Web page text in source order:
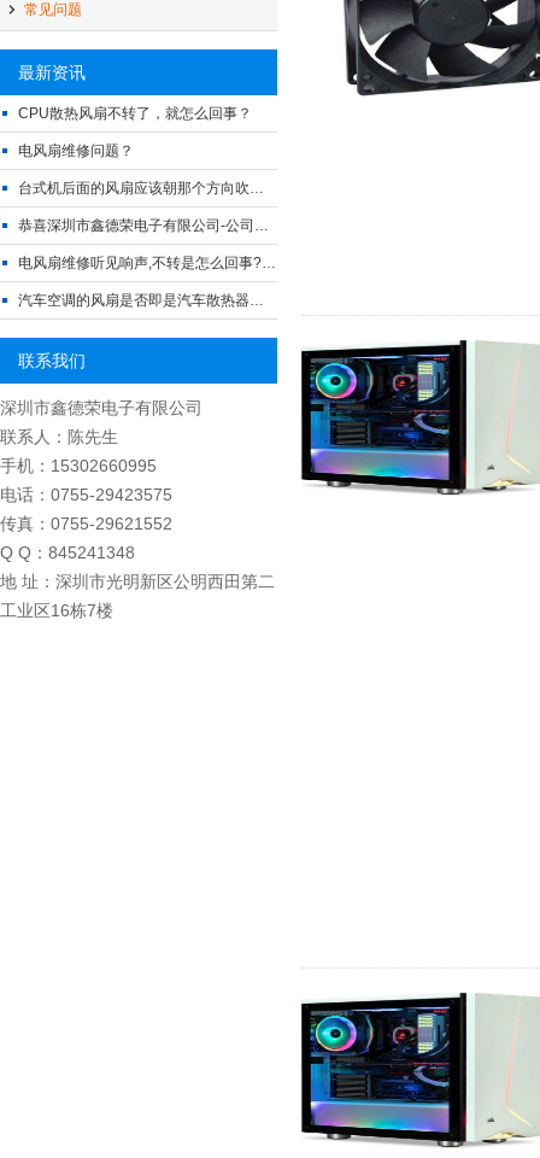
常见问题
最新资讯
CPU散热风扇不转了，就怎么回事？
电风扇维修问题？
台式机后面的风扇应该朝那个方向吹风？
恭喜深圳市鑫德荣电子有限公司-公司官网开通上线运营，欢迎咨询洽谈合作！
电风扇维修听见响声,不转是怎么回事?鑫德荣帮你解答
汽车空调的风扇是否即是汽车散热器的风扇?
联系我们
深圳市鑫德荣电子有限公司
联系人：陈先生
手机：15302660995
电话：0755-29423575
传真：0755-29621552
Q Q：845241348
地 址：深圳市光明新区公明西田第二
工业区16栋7楼